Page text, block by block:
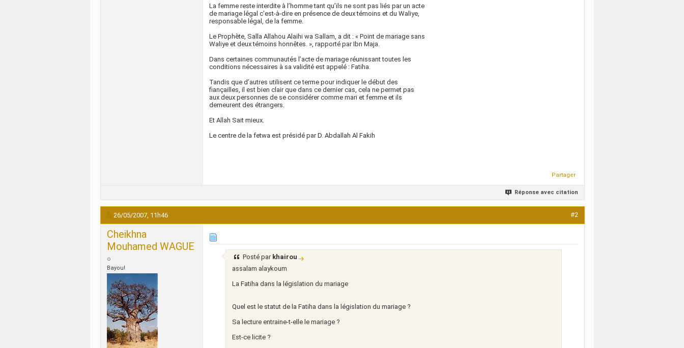
La femme reste interdite à l’homme tant qu’ils ne sont pas liés par un acte
de mariage légal c'est-à-dire en présence de deux témoins et du Waliye,
responsable légal, de la femme.
Le Prophète, Salla Allahou Alaihi wa Sallam, a dit : « Point de mariage sans
Waliye et deux témoins honnêtes. », rapporté par Ibn Maja.
Dans certaines communautés l’acte de mariage réunissant toutes les
conditions nécessaires à sa validité est appelé : Fatiha.
Tandis que d’autres utilisent ce terme pour indiquer le début des
fiançailles, il est bien clair que dans ce dernier cas, cela ne permet pas
aux deux personnes de se considérer comme mari et femme et ils
demeurent des étrangers.
Et Allah Sait mieux.
Le centre de la fetwa est présidé par D. Abdallah Al Fakih
Partager
Réponse avec citation
26/05/2007, 11h46 #2
Cheikhna
Mouhamed WAGUE
Bayou!
Posté par khairou
assalam alaykoum
La Fatiha dans la législation du mariage
Quel est le statut de la Fatiha dans la législation du mariage ?
Sa lecture entraine-t-elle le mariage ?
Est-ce licite ?